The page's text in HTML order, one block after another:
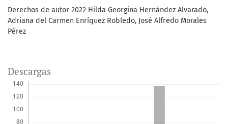
Derechos de autor 2022 Hilda Georgina Hernández Alvarado,
Adriana del Carmen Enríquez Robledo, José Alfredo Morales
Pérez
Descargas